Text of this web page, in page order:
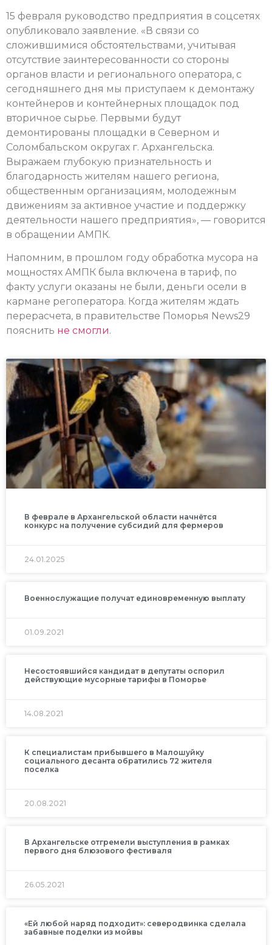
15 февраля руководство предприятия в соцсетях
опубликовало заявление. «В связи со
сложившимися обстоятельствами, учитывая
отсутствие заинтересованности со стороны
органов власти и регионального оператора, с
сегодняшнего дня мы приступаем к демонтажу
контейнеров и контейнерных площадок под
вторичное сырье. Первыми будут
демонтированы площадки в Северном и
Соломбальском округах г. Архангельска.
Выражаем глубокую признательность и
благодарность жителям нашего региона,
общественным организациям, молодежным
движениям за активное участие и поддержку
деятельности нашего предприятия», — говорится
в обращении АМПК.
Напомним, в прошлом году обработка мусора на
мощностях АМПК была включена в тариф, по
факту услуги оказаны не были, деньги осели в
кармане регоператора. Когда жителям ждать
перерасчета, в правительстве Поморья News29
пояснить не смогли.
В феврале в Архангельской области начнётся
конкурс на получение субсидий для фермеров
24.01.2025
Военнослужащие получат единовременную выплату
01.09.2021
Несостоявшийся кандидат в депутаты оспорил
действующие мусорные тарифы в Поморье
14.08.2021
К специалистам прибывшего в Малошуйку
социального десанта обратились 72 жителя
поселка
20.08.2021
В Архангельске отгремели выступления в рамках
первого дня блюзового фестиваля
26.05.2021
«Ей любой наряд подходит»: северодвинка сделала
забавные поделки из мойвы